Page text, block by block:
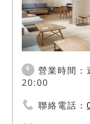
營業時間
20:00
聯絡電話：